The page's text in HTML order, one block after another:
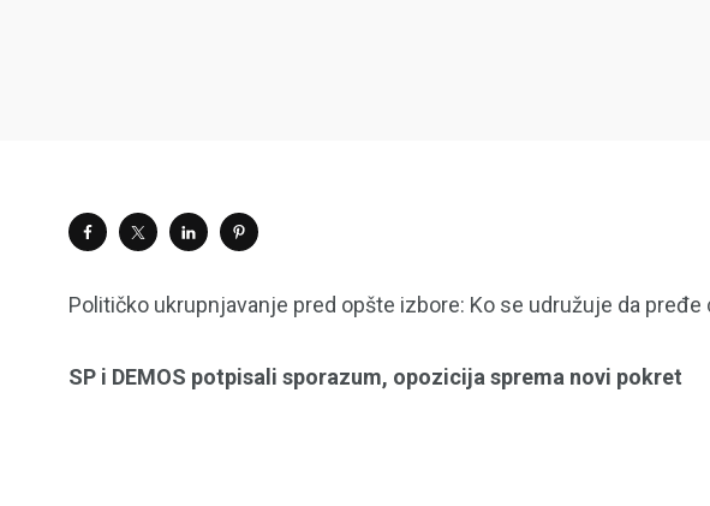
Političko ukrupnjavanje pred opšte izbore: Ko se udružuje da pređe
SP i DEMOS potpisali sporazum, opozicija sprema novi pokret